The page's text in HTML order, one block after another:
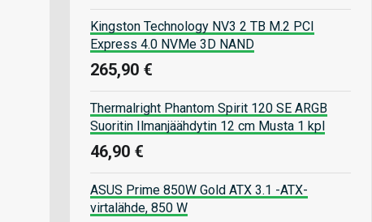
Kingston Technology NV3 2 TB M.2 PCI
Express 4.0 NVMe 3D NAND
265,90 €
Thermalright Phantom Spirit 120 SE ARGB
Suoritin Ilmanjäähdytin 12 cm Musta 1 kpl
46,90 €
ASUS Prime 850W Gold ATX 3.1 -ATX-
virtalähde, 850 W